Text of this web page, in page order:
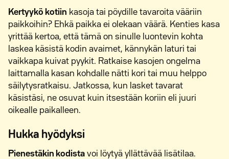
Kertyykö kotiin kasoja tai pöydille tavaroita vääriin
paikkoihin? Ehkä paikka ei olekaan väärä. Kenties kasa
yrittää kertoa, että tämä on sinulle luontevin kohta
laskea käsistä kodin avaimet, kännykän laturi tai
vaikkapa kuivat pyykit. Ratkaise kasojen ongelma
laittamalla kasan kohdalle nätti kori tai muu helppo
säilytysratkaisu. Jatkossa, kun lasket tavarat
käsistäsi, ne osuvat kuin itsestään koriin eli juuri
oikealle paikalleen.
Hukka hyödyksi
Pienestäkin kodista voi löytyä yllättävää lisätilaa.